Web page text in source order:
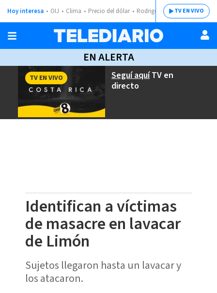
Hoy interesa OIJ Clima Precio del dólar Rodrigo ChavesTV EN VIVO
EN ALERTA
Seguí aquíTV en
directo
TV EN VIVO
Identifican a víctimas
de masacre en lavacar
de Limón
Sujetos llegaron hasta un lavacar y
los atacaron.